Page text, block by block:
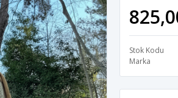
Stok Kodu
Marka